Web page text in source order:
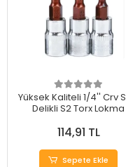
Yüksek Kaliteli 1/4'' Crv
Delikli S2 Torx Lokma
114,91 TL
Sepete Ekle